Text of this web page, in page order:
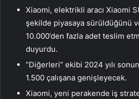
Xiaomi, elektrikli aracı Xiaomi
şekilde piyasaya sürüldüğünü
10.000’den fazla adet teslim
duyurdu.
“Diğerleri” ekibi 2024 yılı
1.500 çalışana genişleyecek.
Xiaomi, yeni perakende iş